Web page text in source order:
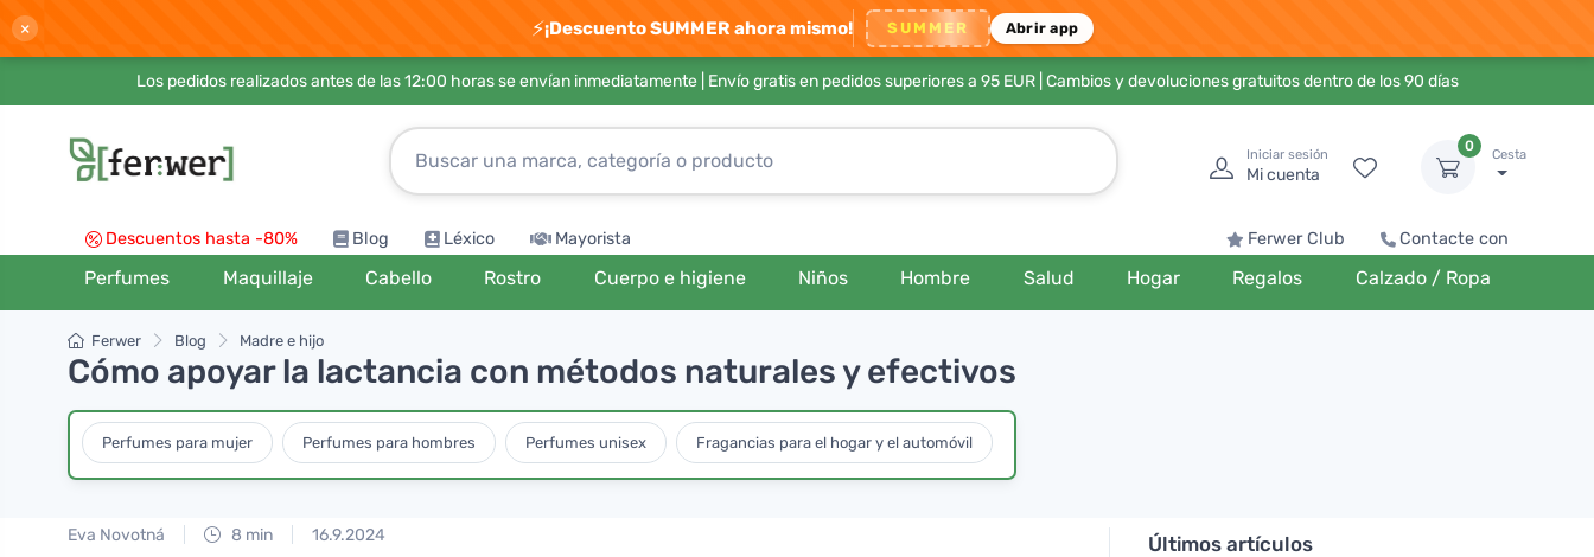
× ⚡¡Descuento SUMMER ahora mismo! SUMMER Abrir app
Los pedidos realizados antes de las 12:00 horas se envían inmediatamente | Envío gratis en pedidos superiores a 95 EUR| Cambios y devoluciones gratuitos dentro de los 90 días
Iniciar sesión
Mi cuenta
0
Cesta
Descuentos hasta -80% Blog Léxico Mayorista Ferwer Club Contacte con
Perfumes Maquillaje Cabello Rostro Cuerpo e higiene Niños Hombre Salud Hogar Regalos Calzado / Ropa
Ferwer Blog Madre e hijo
Cómo apoyar la lactancia con métodos naturales y efectivos
Perfumes para mujer Perfumes para hombres Perfumes unisex Fragancias para el hogar y el automóvil
Eva Novotná 8 min 16.9.2024 Últimos artículos